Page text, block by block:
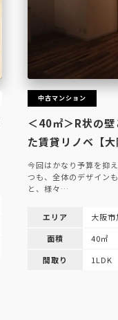
中古マンション
＜40㎡＞R状の
た賃貸リノベ【大
今回はかなり予算を抑
つも、全体のデザイン
と、様々…
エリア
大阪市
面積
40㎡
間取り
1LDK